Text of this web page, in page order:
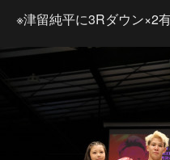
※津留純平に3Rダウン×2